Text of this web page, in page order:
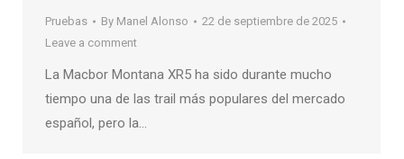
Pruebas By Manel Alonso
22 de septiembre de 2025
Leave a comment
La Macbor Montana XR5 ha sido durante mucho
tiempo una de las trail más populares del mercado
español, pero la…